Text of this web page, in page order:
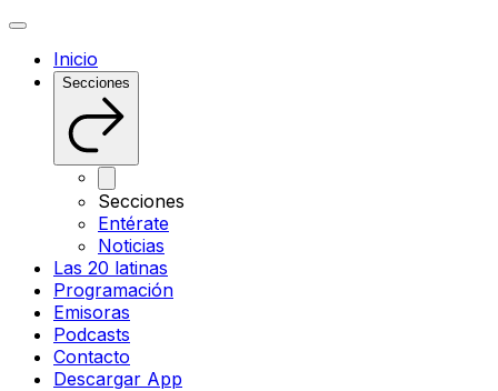
Inicio
Secciones
Secciones
Entérate
Noticias
Las 20 latinas
Programación
Emisoras
Podcasts
Contacto
Descargar App